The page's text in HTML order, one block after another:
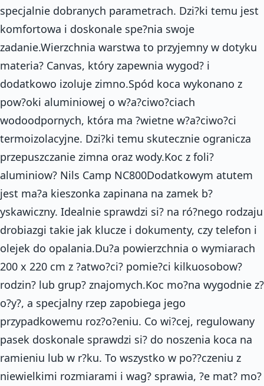
specjalnie dobranych parametrach. Dzi?ki temu jest
komfortowa i doskonale spe?nia swoje
zadanie.Wierzchnia warstwa to przyjemny w dotyku
materia? Canvas, który zapewnia wygod? i
dodatkowo izoluje zimno.Spód koca wykonano z
pow?oki aluminiowej o w?a?ciwo?ciach
wodoodpornych, która ma ?wietne w?a?ciwo?ci
termoizolacyjne. Dzi?ki temu skutecznie ogranicza
przepuszczanie zimna oraz wody.Koc z foli?
aluminiow? Nils Camp NC800Dodatkowym atutem
jest ma?a kieszonka zapinana na zamek b?
yskawiczny. Idealnie sprawdzi si? na ró?nego rodzaju
drobiazgi takie jak klucze i dokumenty, czy telefon i
olejek do opalania.Du?a powierzchnia o wymiarach
200 x 220 cm z ?atwo?ci? pomie?ci kilkuosobow?
rodzin? lub grup? znajomych.Koc mo?na wygodnie z?
o?y?, a specjalny rzep zapobiega jego
przypadkowemu roz?o?eniu. Co wi?cej, regulowany
pasek doskonale sprawdzi si? do noszenia koca na
ramieniu lub w r?ku. To wszystko w po??czeniu z
niewielkimi rozmiarami i wag? sprawia, ?e mat? mo?